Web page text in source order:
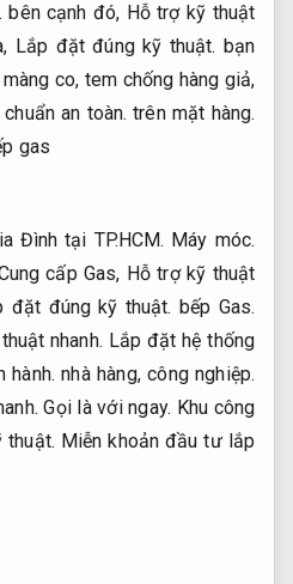
bên cạnh đó, Hỗ trợ kỹ thuật
Lắp đặt đúng kỹ thuật. bạn
co, tem chống hàng giả,
an toàn. trên mặt hàng.
gas
Đình tại TP.HCM. Máy móc.
cấp Gas, Hỗ trợ kỹ thuật
đặt đúng kỹ thuật. bếp Gas.
nhanh. Lắp đặt hệ thống
hành. nhà hàng, công nghiệp.
Gọi là với ngay. Khu công
thuật. Miễn khoản đầu tư lắp